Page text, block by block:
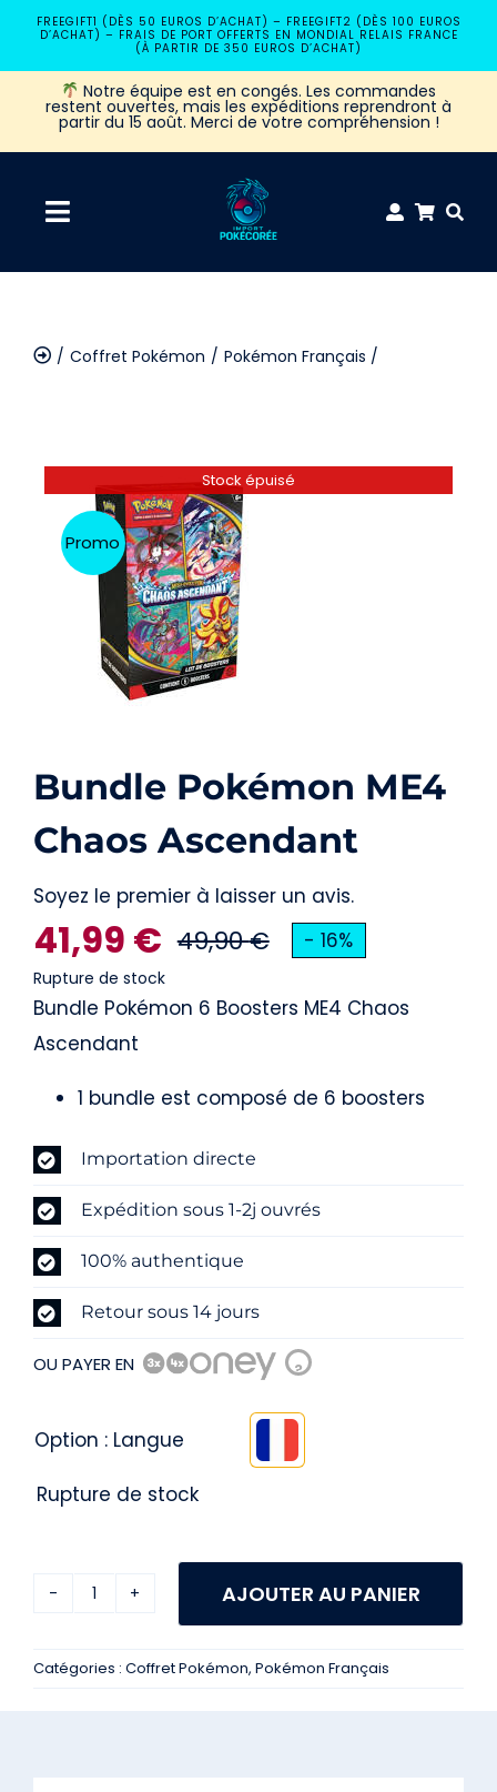
Passer
contenu
FREEGIFT1 (DÈS 50 EUROS D’ACHAT) – FREEGIFT2 (DÈS 100 EUROS
D’ACHAT) – FRAIS DE PORT OFFERTS EN MONDIAL RELAIS FRANCE
(À PARTIR DE 350 EUROS D’ACHAT)
Notre équipe est en congés. Les commandes
restent ouvertes, mais les expéditions reprendront à
partir du 15 août. Merci de votre compréhension !
Navigation
à
Coffret Pokémon
Carte Pokémon
Autre
Accessoires
Coffret Pokémon
Pokémon Français
Stock épuisé
Promo
Bundle Pokémon ME4
Chaos Ascendant
Soyez le premier à laisser un avis.
49,90€
Le
prix
41,99 €
Le
prix
- 16%
Rupture de stock
Bundle Pokémon 6 Boosters ME4 Chaos
Ascendant
1 bundle est composé de 6 boosters
Importation directe
Expédition sous 1-2j ouvrés
100% authentique
Retour sous 14 jours
OU PAYER EN ?
Option : Langue
Rupture de stock
Bundle
AJOUTER AU PANIER
Catégories : Coffret Pokémon, Pokémon Français